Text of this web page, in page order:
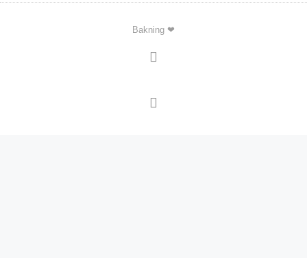
Bakning ❤